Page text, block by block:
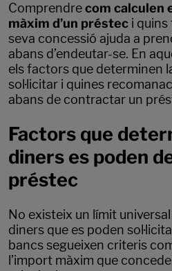
Comprendrecom calculen
màxim d’un préstec i
seva concessió ajuda a
abans d’endeutar-se. En
els factors que determinen
sol·licitar i quines
abans de contractar un
Factors que
diners es poden
préstec
No existeix un límit
diners que es poden
bancs segueixen criteris
l’import màxim que